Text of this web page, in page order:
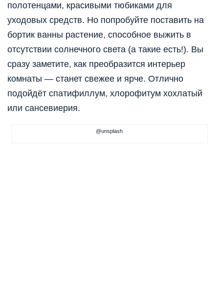
полотенцами, красивыми тюбиками для
уходовых средств. Но попробуйте поставить на
бортик ванны растение, способное выжить в
отсутствии солнечного света (а такие есть!). Вы
сразу заметите, как преобразится интерьер
комнаты — станет свежее и ярче. Отлично
подойдёт спатифиллум, хлорофитум хохлатый
или сансевиерия.
@unsplash